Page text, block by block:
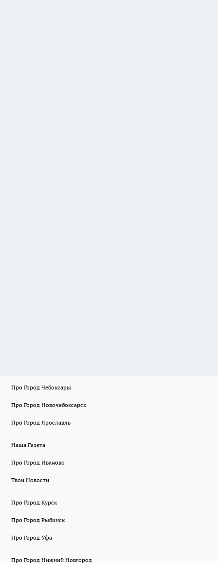
Про Город Чебоксары
Про Город Новочебоксарск
Про Город Ярославль
Наша Газета
Про Город Иваново
Твои Новости
Про Город Курск
Про Город Рыбинск
Про Город Уфа
Про Город Нижний Новгород